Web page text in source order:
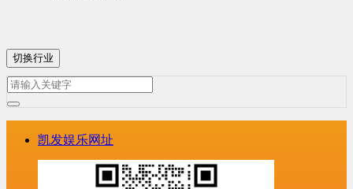
切换行业
凯发娱乐网址